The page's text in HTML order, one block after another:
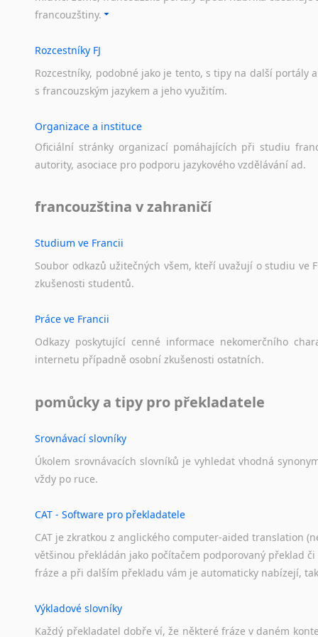
Amharština
Arabština
Aramejština
Avarština
Azerbajdžánština
Barmština
Baskičtina
Bengálština
Bulharština
Burjatština
Čagatajské jazyky
Černohorština
Dánština
Darí
Estonština
Faerština
Fidžijština
Finština
Fulbština
Gruzínština
Hebrejština
Hindština
Chorvatština
Irština
Finština
jazyků.
francouzštiny.
Rozcestníky FJ
Rozcestníky, podobné jako je tento, s tipy na další portály a
s francouzským jazykem a jeho využitím.
Organizace a instituce
Oficiální stránky organizací pomáhajících při studiu
autority, asociace pro podporu jazykového vzdělávání ad.
francouzština v zahraničí
Studium ve Francii
Soubor odkazů užitečných všem, kteří uvažují o studiu ve
zkušenosti studentů.
Práce ve Francii
Odkazy poskytující cenné informace nekomerčního
internetu případně osobní zkušenosti ostatních.
pomůcky a tipy pro překladatele
Srovnávací slovníky
Úkolem srovnávacích slovníků je vyhledat vhodná
vždy po ruce.
CAT - Software pro překladatele
CAT je zkratkou z anglického computer-aided translation
většinou překládán jako počítačem podporovaný překlad
fráze a při dalším překladu vám je automaticky nabízejí,
Výkladové slovníky
Každý překladatel dobře ví, že některé fráze v daném